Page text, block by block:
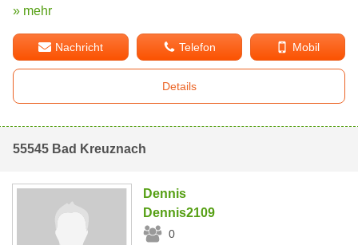
» mehr
Nachricht Telefon Mobil
Details
55545 Bad Kreuznach
Dennis
Dennis2109
0